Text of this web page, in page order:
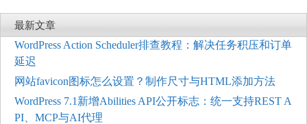
最新文章
WordPress Action Scheduler排查教程：解决任务积压和订单
延迟
网站favicon图标怎么设置？制作尺寸与HTML添加方法
WordPress 7.1新增Abilities API公开标志：统一支持REST A
PI、MCP与AI代理